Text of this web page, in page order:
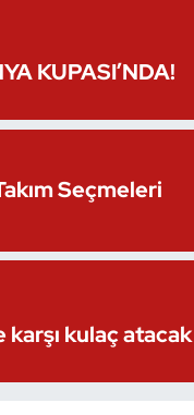
KUPASI’NDA!
Seçmeleri
kulaç atacak